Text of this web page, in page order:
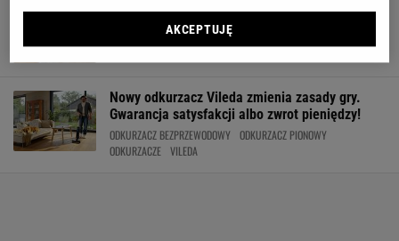
Bezprzewodowy, szybki i tani. Ten odkurzacz to
złoto na rynku
AGD KUCHNIA ODKURZACZ BEZPRZEWODOWY ODKURZACZE
Nowy odkurzacz Vileda zmienia zasady gry.
Gwarancja satysfakcji albo zwrot pieniędzy!
ODKURZACZ BEZPRZEWODOWY ODKURZACZ PIONOWY
ODKURZACZE VILEDA
AKCEPTUJĘ